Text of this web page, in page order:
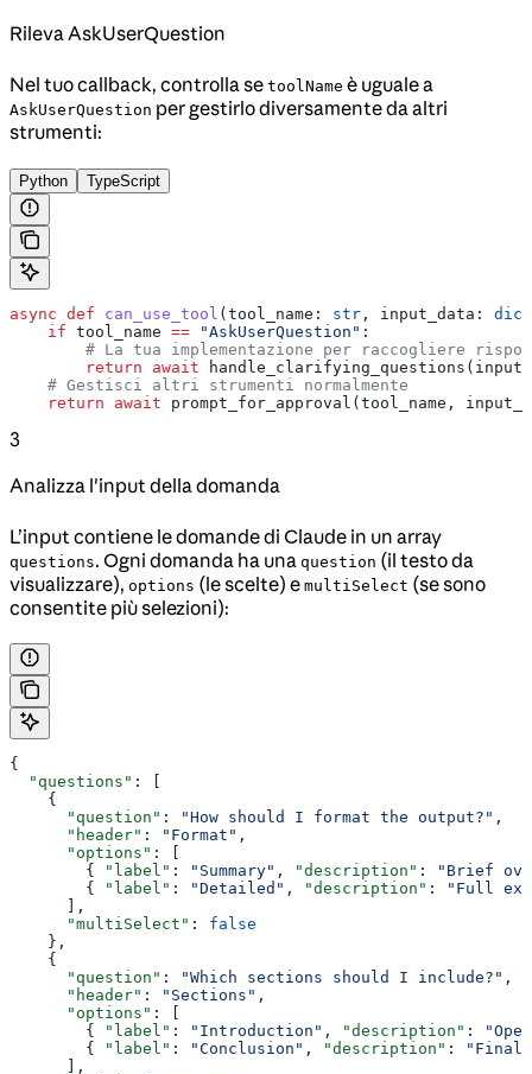
Rileva AskUserQuestion
Nel tuo callback, controlla se toolName è uguale a
AskUserQuestion per gestirlo diversamente da altri
strumenti:
Python TypeScript
async def can_use_tool ( tool_name : str , input_data : dict
    if
tool_name == "AskUserQuestion" :
# La tua implementazione per raccogliere
        return
await
    # Gestisci altri strumenti normalmente
    return
await prompt_for_approval(tool_name,
3
Analizza l'input della domanda
L’input contiene le domande di Claude in un array
questions. Ogni domanda ha una question (il testo da
visualizzare), options (le scelte) e multiSelect (se sono
consentite più selezioni):
{
  "questions"
: [
    {
      "question"
: "How should I format the output?" ,
      "header"
: "Format" ,
      "options"
: [
        {
"label" : "Summary" , "description" :
"Brief
        {
"label" : "Detailed" , "description" :
"Full
      ],
      "multiSelect"
: false
    },
    {
      "question"
: "Which sections should I include?" ,
      "header"
: "Sections" ,
      "options"
: [
        {
"label" : "Introduction" , "description" :
        {
"label" : "Conclusion" , "description" :
"Final
      ],